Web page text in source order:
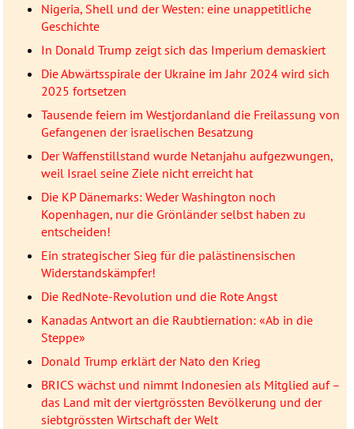
Nigeria, Shell und der Westen: eine unappetitliche
Geschichte
In Donald Trump zeigt sich das Imperium demaskiert
Die Abwärtsspirale der Ukraine im Jahr 2024 wird sich
2025 fortsetzen
Tausende feiern im Westjordanland die Freilassung von
Gefangenen der israelischen Besatzung
Der Waffenstillstand wurde Netanjahu aufgezwungen,
weil Israel seine Ziele nicht erreicht hat
Die KP Dänemarks: Weder Washington noch
Kopenhagen, nur die Grönländer selbst haben zu
entscheiden!
Ein strategischer Sieg für die palästinensischen
Widerstandskämpfer!
Die RedNote-Revolution und die Rote Angst
Kanadas Antwort an die Raubtiernation: «Ab in die
Steppe»
Donald Trump erklärt der Nato den Krieg
BRICS wächst und nimmt Indonesien als Mitglied auf –
das Land mit der viertgrössten Bevölkerung und der
siebtgrössten Wirtschaft der Welt